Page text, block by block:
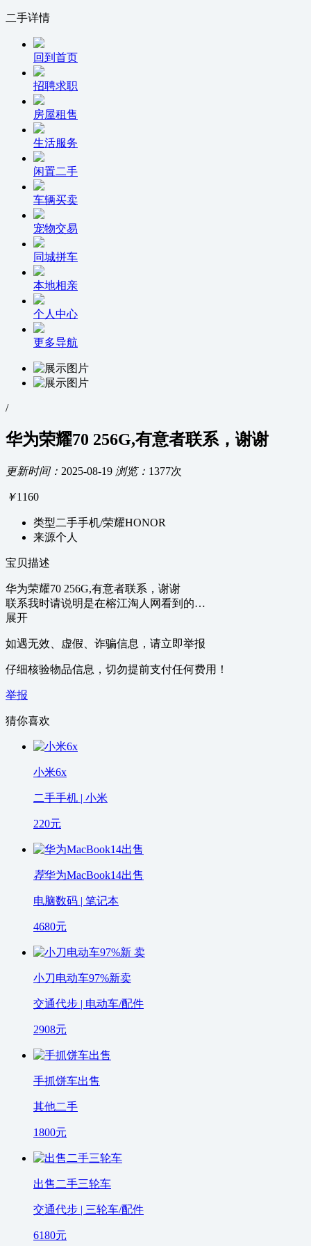
二手详情
回到首页
招聘求职
房屋租售
生活服务
闲置二手
车辆买卖
宠物交易
同城拼车
本地相亲
个人中心
更多导航
/
华为荣耀70 256G,有意者联系，谢谢
更新时间： 2025-08-19 浏览： 1377次
￥1160
类型二手手机/荣耀HONOR
来源个人
宝贝描述
华为荣耀70 256G,有意者联系，谢谢
联系我时请说明是在榕江淘人网看到的…
展开
如遇无效、虚假、诈骗信息，请立即举报
仔细核验物品信息，切勿提前支付任何费用！
举报
猜你喜欢
小米6x
二手手机 | 小米
220元
荐华为MacBook14出售
电脑数码 | 笔记本
4680元
小刀电动车97%新卖
交通代步 | 电动车/配件
2908元
手抓饼车出售
其他二手
1800元
出售二手三轮车
交通代步 | 三轮车/配件
6180元